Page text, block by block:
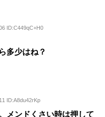
ID:C449qC+H0
多少はね？
ID:A8du42rKp
メンドくさい時は押して